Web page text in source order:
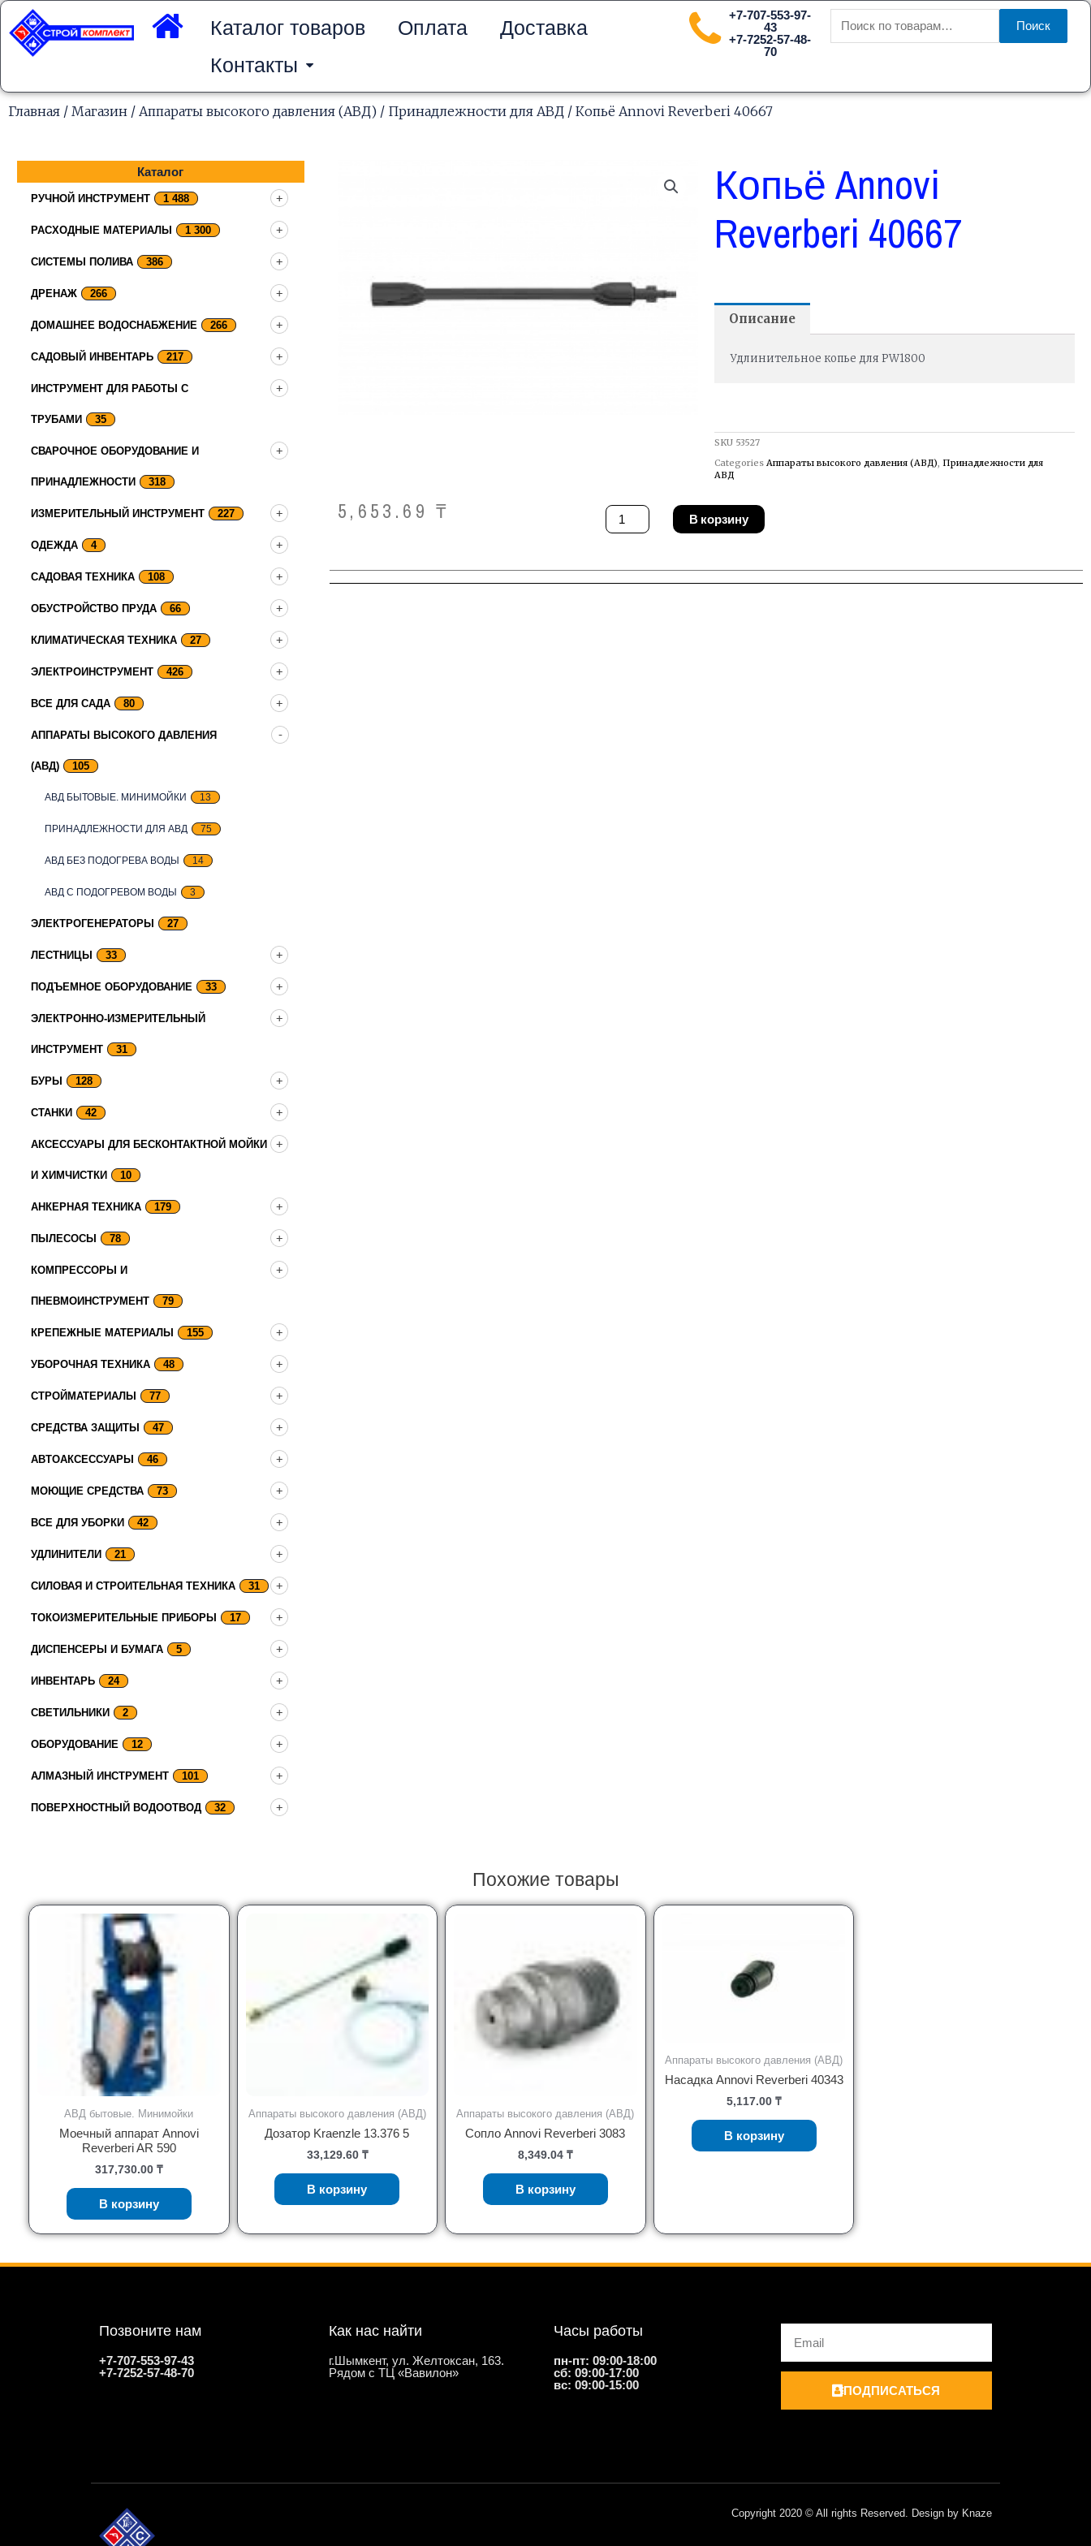
Перейти
содержимому
Каталог товаров Оплата
Доставка
Контакты
+7-707-553-97-
43
+7-7252-57-48-
70
Искать:
Поиск
Главная / Магазин / Аппараты высокого давления (АВД) / Принадлежности для АВД / Копьё Annovi Reverberi 40667
Каталог
РУЧНОЙ ИНСТРУМЕНТ 1 488
РАСХОДНЫЕ МАТЕРИАЛЫ 1 300
СИСТЕМЫ ПОЛИВА 386
ДРЕНАЖ 266
ДОМАШНЕЕ ВОДОСНАБЖЕНИЕ 266
САДОВЫЙ ИНВЕНТАРЬ 217
ИНСТРУМЕНТ ДЛЯ РАБОТЫ С
ТРУБАМИ 35
СВАРОЧНОЕ ОБОРУДОВАНИЕ И
ПРИНАДЛЕЖНОСТИ 318
ИЗМЕРИТЕЛЬНЫЙ ИНСТРУМЕНТ 227
ОДЕЖДА 4
САДОВАЯ ТЕХНИКА 108
ОБУСТРОЙСТВО ПРУДА 66
КЛИМАТИЧЕСКАЯ ТЕХНИКА 27
ЭЛЕКТРОИНСТРУМЕНТ 426
ВСЕ ДЛЯ САДА 80
АППАРАТЫ ВЫСОКОГО ДАВЛЕНИЯ
(АВД) 105
АВД БЫТОВЫЕ. МИНИМОЙКИ 13
ПРИНАДЛЕЖНОСТИ ДЛЯ АВД 75
АВД БЕЗ ПОДОГРЕВА ВОДЫ 14
АВД С ПОДОГРЕВОМ ВОДЫ 3
ЭЛЕКТРОГЕНЕРАТОРЫ 27
ЛЕСТНИЦЫ 33
ПОДЪЕМНОЕ ОБОРУДОВАНИЕ 33
ЭЛЕКТРОННО-ИЗМЕРИТЕЛЬНЫЙ
ИНСТРУМЕНТ 31
БУРЫ 128
СТАНКИ 42
АКСЕССУАРЫ ДЛЯ БЕСКОНТАКТНОЙ МОЙКИ
И ХИМЧИСТКИ 10
АНКЕРНАЯ ТЕХНИКА 179
ПЫЛЕСОСЫ 78
КОМПРЕССОРЫ И
ПНЕВМОИНСТРУМЕНТ 79
КРЕПЕЖНЫЕ МАТЕРИАЛЫ 155
УБОРОЧНАЯ ТЕХНИКА 48
СТРОЙМАТЕРИАЛЫ 77
СРЕДСТВА ЗАЩИТЫ 47
АВТОАКСЕССУАРЫ 46
МОЮЩИЕ СРЕДСТВА 73
ВСЕ ДЛЯ УБОРКИ 42
УДЛИНИТЕЛИ 21
СИЛОВАЯ И СТРОИТЕЛЬНАЯ ТЕХНИКА 31
ТОКОИЗМЕРИТЕЛЬНЫЕ ПРИБОРЫ 17
ДИСПЕНСЕРЫ И БУМАГА 5
ИНВЕНТАРЬ 24
СВЕТИЛЬНИКИ 2
ОБОРУДОВАНИЕ 12
АЛМАЗНЫЙ ИНСТРУМЕНТ 101
ПОВЕРХНОСТНЫЙ ВОДООТВОД 32
Копьё Annovi
Reverberi 40667
Описание
Удлинительное копье для PW1800
SKU 53527
Categories Аппараты высокого давления (АВД), Принадлежности для
АВД
5,653.69₸
Количество
товара
Копьё
40667
В корзину
Похожие товары
АВД бытовые. Минимойки
Моечный аппарат Annovi
Reverberi AR 590
317,730.00₸
В корзину
Аппараты высокого давления (АВД)
Дозатор Kraenzle 13.376 5
33,129.60 ₸
В корзину
Аппараты высокого давления (АВД)
Сопло Annovi Reverberi 3083
8,349.04₸
В корзину
Аппараты высокого давления (АВД)
Насадка Annovi Reverberi 40343
5,117.00₸
В корзину
Позвоните нам
+7-707-553-97-43
+7-7252-57-48-70
Как нас найти
г.Шымкент, ул. Желтоксан, 163.
Рядом с ТЦ «Вавилон»
Часы работы
пн-пт: 09:00-18:00
сб: 09:00-17:00
вс: 09:00-15:00
ПОДПИСАТЬСЯ
Copyright 2020 © All rights Reserved. Design by Knaze